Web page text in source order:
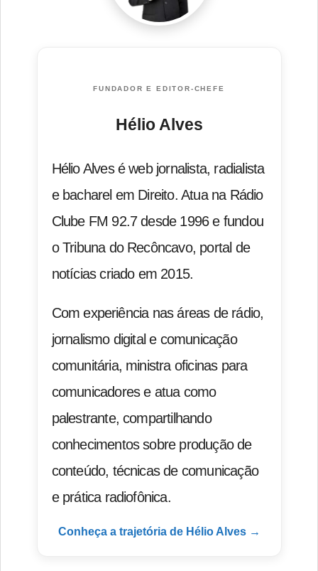
FUNDADOR E EDITOR-CHEFE
Hélio Alves
Hélio Alves é web jornalista, radialista
e bacharel em Direito. Atua na Rádio
Clube FM 92.7 desde 1996 e fundou
o Tribuna do Recôncavo, portal de
notícias criado em 2015.
Com experiência nas áreas de rádio,
jornalismo digital e comunicação
comunitária, ministra oficinas para
comunicadores e atua como
palestrante, compartilhando
conhecimentos sobre produção de
conteúdo, técnicas de comunicação
e prática radiofônica.
Conheça a trajetória de Hélio Alves →